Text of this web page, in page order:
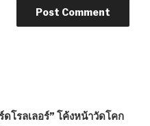
โรลเลอร์” โค้งหน้าวัดโคก